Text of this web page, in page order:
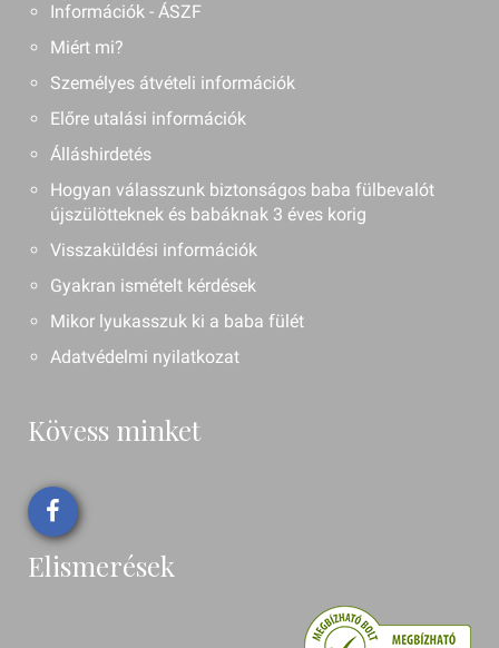
Információk - ÁSZF
Miért mi?
Személyes átvételi információk
Előre utalási információk
Álláshirdetés
Hogyan válasszunk biztonságos baba fülbevalót
újszülötteknek és babáknak 3 éves korig
Visszaküldési információk
Gyakran ismételt kérdések
Mikor lyukasszuk ki a baba fülét
Adatvédelmi nyilatkozat
Kövess minket
Elismerések